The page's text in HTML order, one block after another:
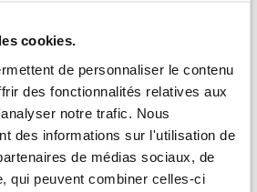
cookies.
de personnaliser le contenu
des fonctionnalités relatives aux
notre trafic. Nous
des informations sur l'utilisation de
de médias sociaux, de
qui peuvent combiner celles-ci
Étui flottant étanche IPX8 pour téléphone
7.5" - Cyan
EUR
RÉFÉRENCE: 3019656